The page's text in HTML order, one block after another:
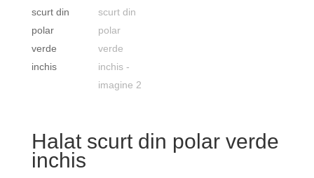
Halat scurt din polar verde
inchis